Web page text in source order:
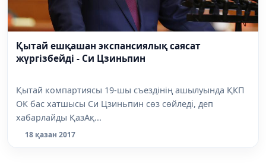
Қытай ешқашан экспансиялық саясат
жүргізбейді - Си Цзиньпин
Қытай компартиясы 19-шы съездінің ашылуында ҚКП
ОК бас хатшысы Си Цзиньпин сөз сөйледі, деп
хабарлайды ҚазАқ...
18 қазан 2017